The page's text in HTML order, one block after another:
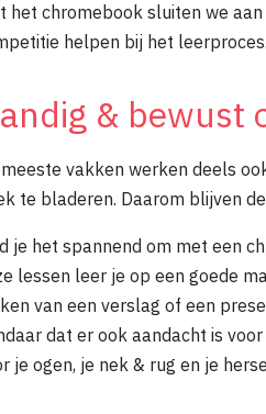
het chromebook sluiten we
helpen bij het leerproces.
& bewust
vakken werken deels
te bladeren. Daarom blijven
je het spannend om met een
lessen leer je op een goede
van een verslag of een
dat er ook aandacht is
je ogen, je nek & rug en je